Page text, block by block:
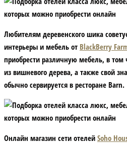
Любителям деревенского шика
интерьеры и мебель от BlackBerry
приобрести различную мебель, в том
из вишневого дерева, а также свой
обычно сервируется в ресторане Barn.
Онлайн магазин сети отелей Soho